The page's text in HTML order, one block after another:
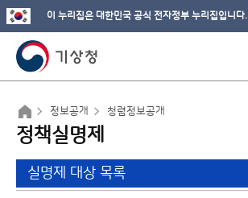
이 누리집은 대한민국 공식 전자정부 누리집입니다.
정보공개 청렴정보공개
정책실명제
실명제 대상 목록